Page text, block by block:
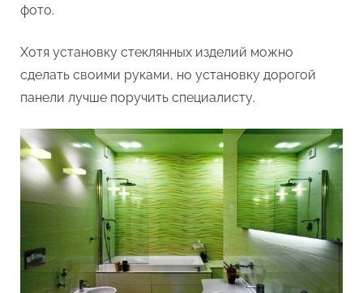
фото.
Хотя установку стеклянных изделий можно
сделать своими руками, но установку дорогой
панели лучше поручить специалисту.